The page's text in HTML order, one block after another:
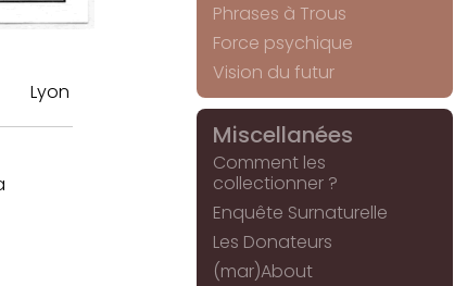
Lyon
Phrases à Trous
Force psychique
Vision du futur
Miscellanées
Comment les
collectionner ?
Enquête Surnaturelle
Les Donateurs
(mar)About